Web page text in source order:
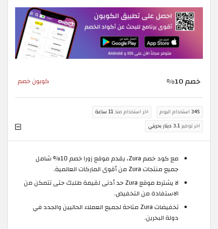
خصم 10% كوبون خصم
345 استخدام اليوم اخر استخدام منذ11 ساعة
اخر توفير3.1 دينار بحريني
مع كود خصم Zura، يقدم موقع زورا خصم 10% شامل
جميع منتجات Zura من أقوى الماركات العالمية.
لا يشترط موقع Zura حد أدنى لقيمة طلبك حتى تتمكن من
الاستفادة من التخفيض.
تخفيضات Zura متاحة لجميع العملاء الحاليين والجدد في
دولة البحرين.